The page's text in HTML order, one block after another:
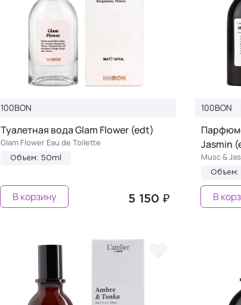
100BON
Туалетная вода Glam Flower (edt)
Glam Flower Eau de Toilette
Объем: 50ml
5 150 ₽
В корзину
100BON
Jasmin
Musc &
Объем:
В